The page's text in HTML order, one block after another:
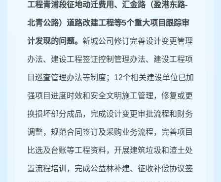
工程青浦段征地动迁费用、汇金路（盈港东路-
北青公路）道路改建工程等5个重大项目跟踪审
计发现的问题。 新城公司修订完善设计变更管理
办法、建设工程签证控制管理办法、建设工程项
目巡查管理办法等制度； 12个相关建设单位已加
强项目进度时效和安全文明施工管理，修复或更
换损坏部分成品，完成设计变更审批流程和财务
调整，规范合同签订及采购业务流程，完善项目
比选及台账等工程资料，开展建筑垃圾和渣土处
置流程培训，完成公益林补建、征收补偿协议签